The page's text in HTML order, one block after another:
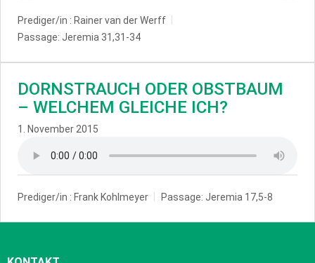
Prediger/in : Rainer van der Werff
Passage: Jeremia 31,31-34
DORNSTRAUCH ODER OBSTBAUM
– WELCHEM GLEICHE ICH?
1. November 2015
Prediger/in : Frank Kohlmeyer Passage: Jeremia 17,5-8